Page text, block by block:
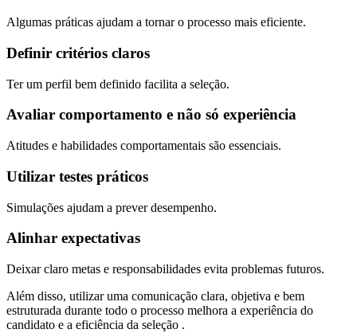
Algumas práticas ajudam a tornar o processo mais eficiente.
Definir critérios claros
Ter um perfil bem definido facilita a seleção.
Avaliar comportamento e não só experiência
Atitudes e habilidades comportamentais são essenciais.
Utilizar testes práticos
Simulações ajudam a prever desempenho.
Alinhar expectativas
Deixar claro metas e responsabilidades evita problemas futuros.
Além disso, utilizar uma comunicação clara, objetiva e bem
estruturada durante todo o processo melhora a experiência do
candidato e a eficiência da seleção .